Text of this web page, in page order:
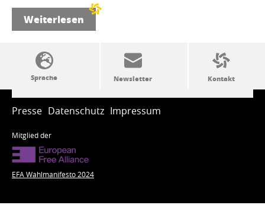
Weiterlesen
SSW-Politik von A bis Z
Presse Datenschutz Impressum
Mitglied der
EFA Wahlmanifesto 2024